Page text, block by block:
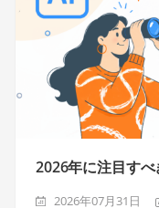
2026年に注目す
2026年07月31日